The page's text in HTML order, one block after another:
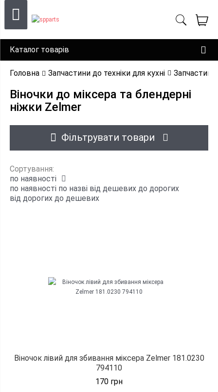
Каталог товарів
Головна Запчастини до техніки для кухні Запчастини
Віночки до міксера та блендерні
ніжки Zelmer
Фільтрувати товари
Сортування:
по наявності
по наявності по назві від дешевих до дорогих
від дорогих до дешевих
Віночок лівий для збивання міксера Zelmer 181.0230
794110
170 грн